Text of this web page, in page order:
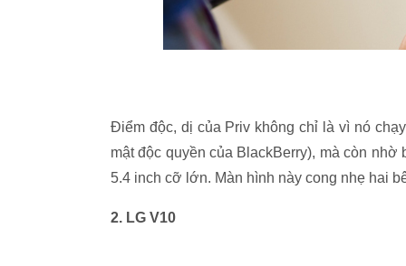
Điểm độc, dị của Priv không chỉ là vì nó
mật độc quyền của BlackBerry), mà còn
5.4 inch cỡ lớn. Màn hình này cong nhẹ hai
2. LG V10